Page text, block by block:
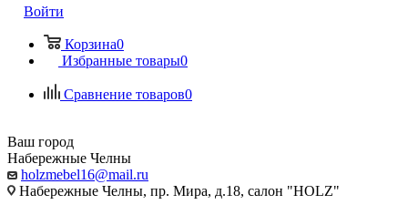
Войти
Корзина0
Избранные товары0
Сравнение товаров0
Ваш город
Набережные Челны
holzmebel16@mail.ru
Набережные Челны, пр. Мира, д.18, салон "HOLZ"